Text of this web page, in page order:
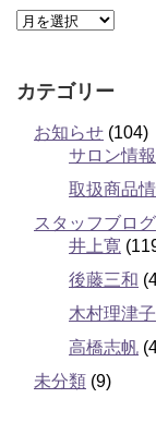
カテゴリー
お知らせ (104)
サロン情報
取扱商品
スタッフブログ
井上寛
後藤三和
木村理津子
高橋志帆
未分類 (9)